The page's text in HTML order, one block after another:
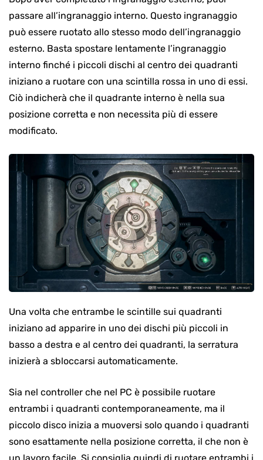
passare all’ingranaggio interno. Questo ingranaggio
può essere ruotato allo stesso modo dell’ingranaggio
esterno. Basta spostare lentamente l’ingranaggio
interno finché i piccoli dischi al centro dei quadranti
iniziano a ruotare con una scintilla rossa in uno di essi.
Ciò indicherà che il quadrante interno è nella sua
posizione corretta e non necessita più di essere
modificato.
Una volta che entrambe le scintille sui quadranti
iniziano ad apparire in uno dei dischi più piccoli in
basso a destra e al centro dei quadranti, la serratura
inizierà a sbloccarsi automaticamente.
Sia nel controller che nel PC è possibile ruotare
entrambi i quadranti contemporaneamente, ma il
piccolo disco inizia a muoversi solo quando i quadranti
sono esattamente nella posizione corretta, il che non è